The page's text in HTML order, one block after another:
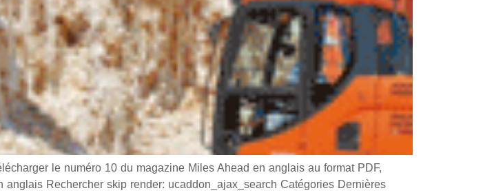
le numéro 10 du magazine Miles Ahead en anglais au format PDF,
Rechercher skip render: ucaddon_ajax_search Catégories Dernières